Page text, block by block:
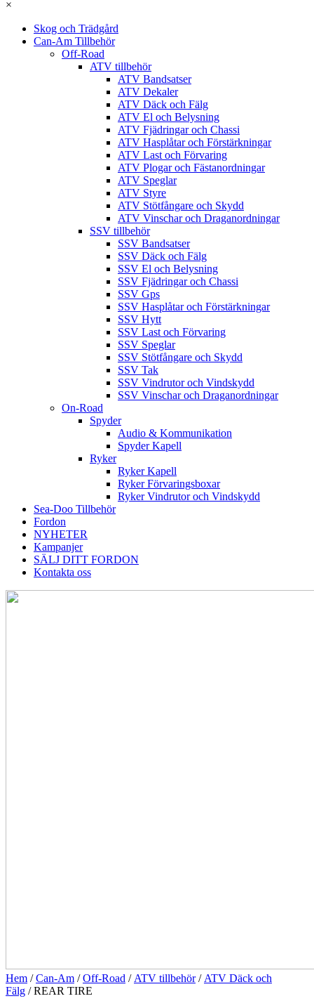
×
Skog och Trädgård
Can-Am Tillbehör
Off-Road
ATV tillbehör
ATV Bandsatser
ATV Dekaler
ATV Däck och Fälg
ATV El och Belysning
ATV Fjädringar och Chassi
ATV Hasplåtar och Förstärkningar
ATV Last och Förvaring
ATV Plogar och Fästanordningar
ATV Speglar
ATV Styre
ATV Stötfångare och Skydd
ATV Vinschar och Draganordningar
SSV tillbehör
SSV Bandsatser
SSV Däck och Fälg
SSV El och Belysning
SSV Fjädringar och Chassi
SSV Gps
SSV Hasplåtar och Förstärkningar
SSV Hytt
SSV Last och Förvaring
SSV Speglar
SSV Stötfångare och Skydd
SSV Tak
SSV Vindrutor och Vindskydd
SSV Vinschar och Draganordningar
On-Road
Spyder
Audio & Kommunikation
Spyder Kapell
Ryker
Ryker Kapell
Ryker Förvaringsboxar
Ryker Vindrutor och Vindskydd
Sea-Doo Tillbehör
Fordon
NYHETER
Kampanjer
SÄLJ DITT FORDON
Kontakta oss
Hem /Can-Am /Off-Road / ATV tillbehör/ ATV Däck och
Fälg / REAR TIRE